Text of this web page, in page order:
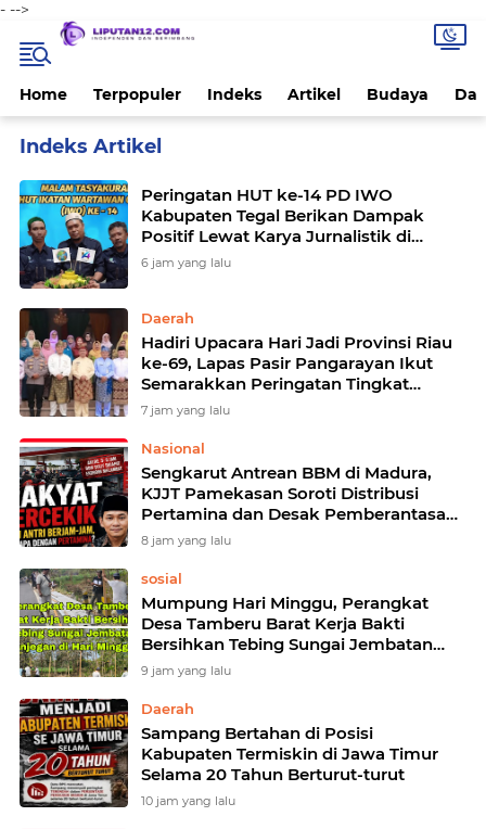
- -->
Home Terpopuler Indeks Artikel Budaya
Peringatan HUT ke-14 PD IWO
Kabupaten Tegal Berikan Dampak
Positif Lewat Karya Jurnalistik di
Masyarakat
6 jam yang lalu
Daerah
Hadiri Upacara Hari Jadi Provinsi Riau
ke-69, Lapas Pasir Pangarayan Ikut
Semarakkan Peringatan Tingkat
Kabupaten Rokan Hulu
7 jam yang lalu
Nasional
Sengkarut Antrean BBM di Madura,
KJJT Pamekasan Soroti Distribusi
Pertamina dan Desak Pemberantasan
Mafia Migas
8 jam yang lalu
sosial
Mumpung Hari Minggu, Perangkat
Desa Tamberu Barat Kerja Bakti
Bersihkan Tebing Sungai Jembatan
Panjegan
9 jam yang lalu
Daerah
Sampang Bertahan di Posisi
Kabupaten Termiskin di Jawa Timur
Selama 20 Tahun Berturut-turut
10 jam yang lalu